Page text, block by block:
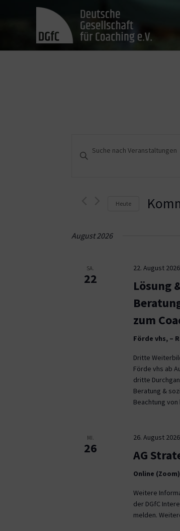
Suche
Ansichten,
Navigation
Schlüsselwort
Heute
August 2026
SA.
22
22. August
Lösung
zum
Förde vhs, –
Dritte
Förde vhs ab
dritte
Beratung &
Beachtung
MI.
26
26. August
AG
Online (Zoom)
Weitere
der DGfC
melden.